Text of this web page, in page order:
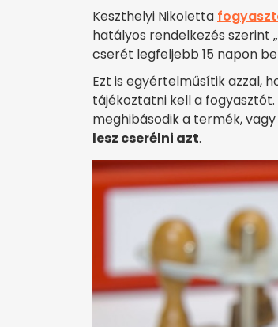
Keszthelyi Nikoletta
hatályos rendelkezés szerint
cserét legfeljebb 15 napon
Ezt is egyértelműsítik azzal,
tájékoztatni kell a
meghibásodik a termék,
lesz cserélni azt.